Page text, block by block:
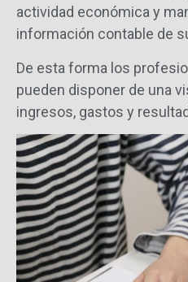
actividad económicay
información contable de
De esta forma los
pueden disponer de una
ingresos, gastos y